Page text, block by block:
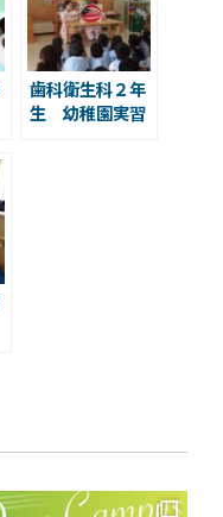
歯科衛生科２年
生 幼稚園実習